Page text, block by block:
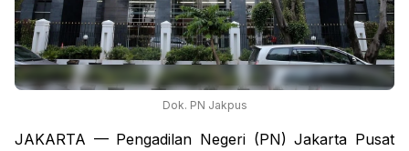
Dok. PN Jakpus
JAKARTA — Pengadilan Negeri (PN) Jakarta Pusat